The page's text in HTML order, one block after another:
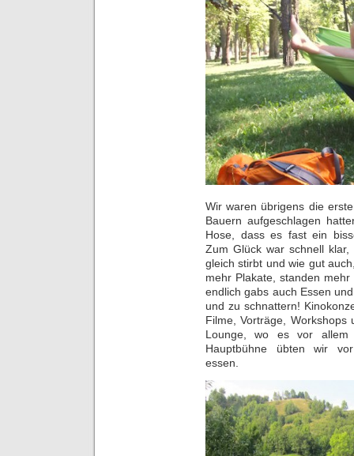
Wir waren übrigens die
Bauern aufgeschlagen
Hose, dass es fast ein
Zum Glück war schnell
gleich stirbt und wie gut
mehr Plakate, standen
endlich gabs auch Essen
und zu schnattern!
Filme, Vorträge,
Lounge, wo es vor allem
Hauptbühne übten wir
essen.